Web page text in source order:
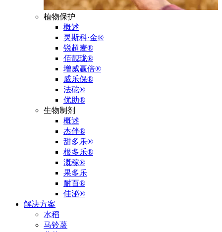
植物保护
概述
灵斯科·金®
锐超麦®
佰靓珑®
增威赢倍®
威乐保®
法砣®
优助®
生物制剂
概述
杰伴®
甜多乐®
根多乐®
溉稼®
果多乐
耐百®
佳泌®
解决方案
水稻
马铃薯